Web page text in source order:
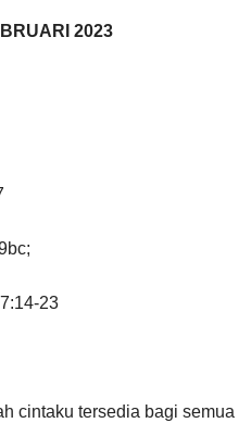
2023
23
cintaku tersedia bagi semua